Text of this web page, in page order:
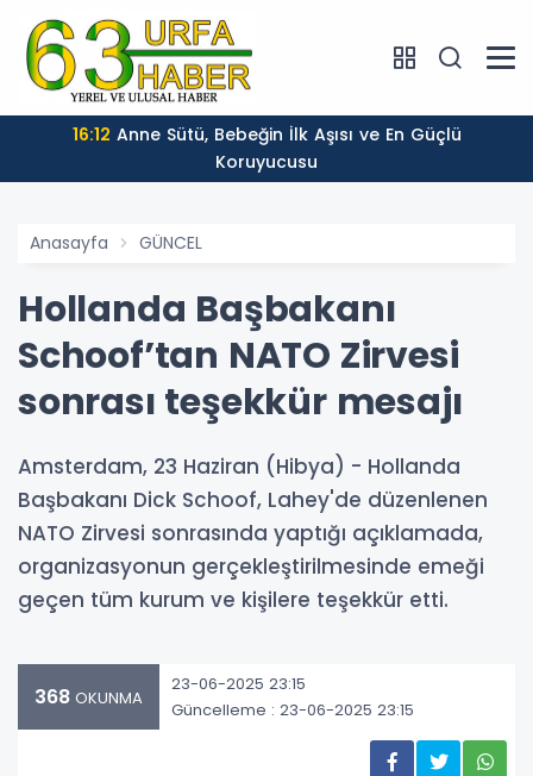
16:12
Koruyucusu
Anasayfa GÜNCEL
Hollanda Başbakanı
Schoof’tan NATO Zirvesi
sonrası teşekkür mesajı
Amsterdam, 23 Haziran (Hibya) - Hollanda
Başbakanı Dick Schoof, Lahey'de düzenlenen
NATO Zirvesi sonrasında yaptığı açıklamada,
organizasyonun gerçekleştirilmesinde emeği
geçen tüm kurum ve kişilere teşekkür etti.
368 OKUNMA
23-06-2025 23:15
Güncelleme : 23-06-2025 23:15